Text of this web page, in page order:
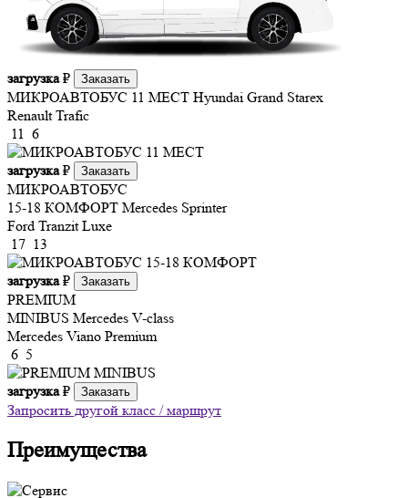
загрузка₽ Заказать
МИКРОАВТОБУС 11 МЕСТ Hyundai Grand Starex
Renault Trafic
11 6
загрузка₽ Заказать
МИКРОАВТОБУС
15-18 КОМФОРТ Mercedes Sprinter
Ford Tranzit Luxe
17 13
загрузка₽ Заказать
PREMIUM
MINIBUS Mercedes V-class
Mercedes Viano Premium
6 5
загрузка₽ Заказать
Запросить другой класс / маршрут
Преимущества